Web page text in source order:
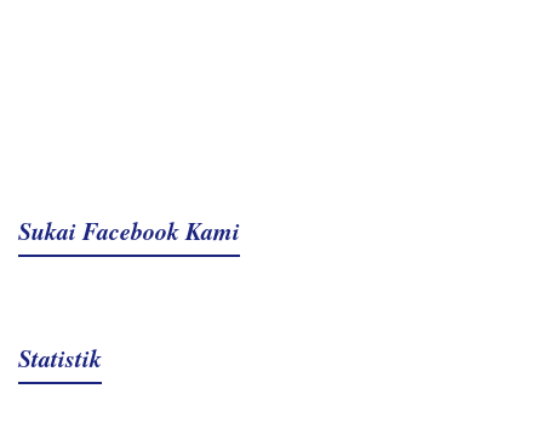
Sukai Facebook Kami
Statistik